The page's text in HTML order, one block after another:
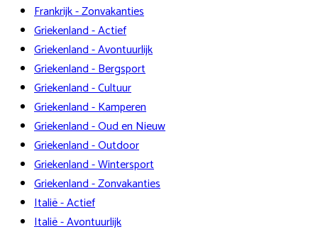
Frankrijk - Zonvakanties
Griekenland - Actief
Griekenland - Avontuurlijk
Griekenland - Bergsport
Griekenland - Cultuur
Griekenland - Kamperen
Griekenland - Oud en Nieuw
Griekenland - Outdoor
Griekenland - Wintersport
Griekenland - Zonvakanties
Italië - Actief
Italië - Avontuurlijk